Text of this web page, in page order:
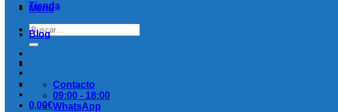
Menú
Buscar
por:
0,00€
Tienda
Blog
Contacto
09:00 - 18:00
WhatsApp